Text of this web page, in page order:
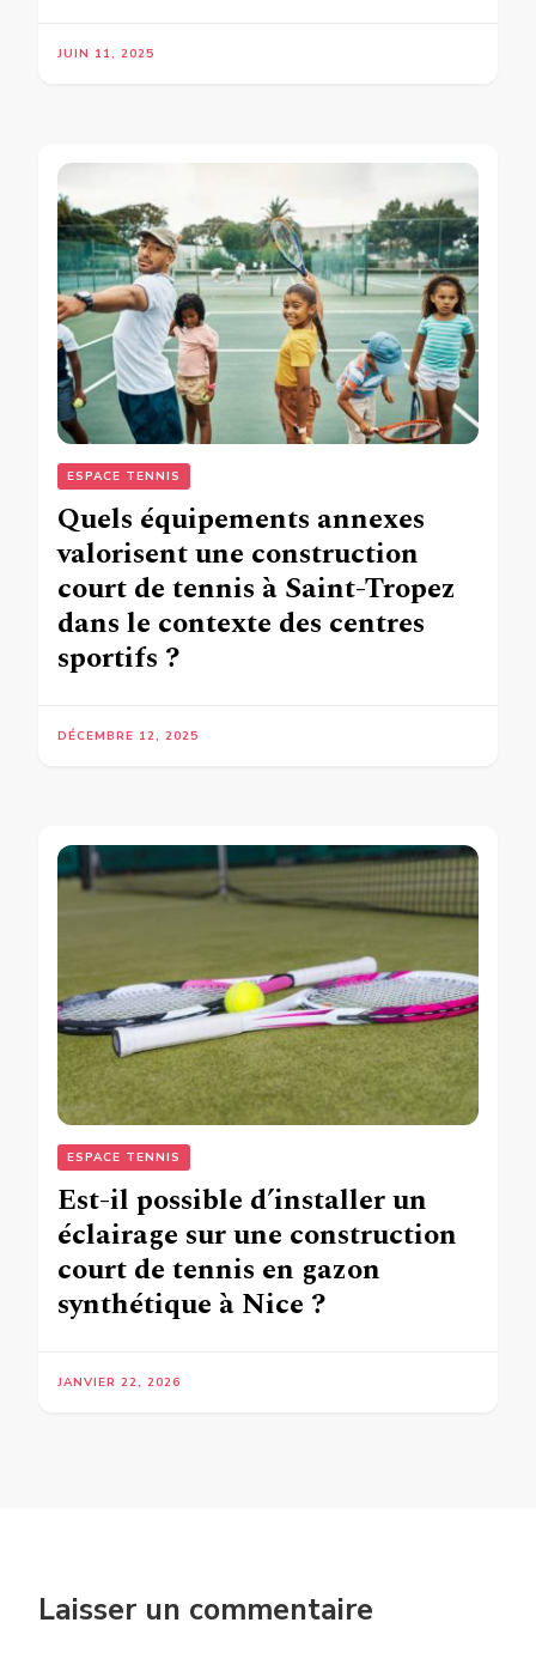
JUIN 11, 2025
ESPACE TENNIS
Quels équipements annexes
valorisent une construction
court de tennis à Saint-Tropez
dans le contexte des centres
sportifs ?
DÉCEMBRE 12, 2025
ESPACE TENNIS
Est-il possible d’installer un
éclairage sur une construction
court de tennis en gazon
synthétique à Nice ?
JANVIER 22, 2026
Laisser un commentaire